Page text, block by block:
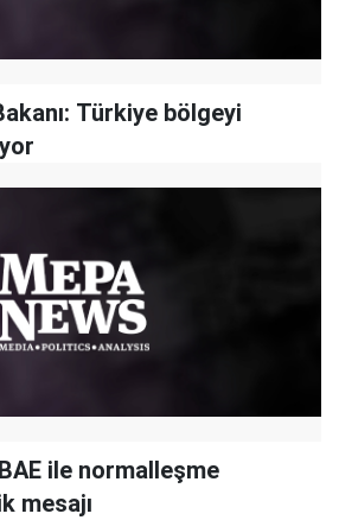
Türkiye bölgeyi
ile normalleşme
mesajı